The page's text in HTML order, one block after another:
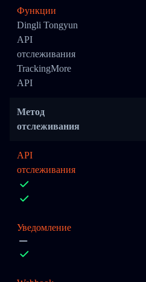
Функции
Dingli Tongyun
API
отслеживания
TrackingMore
API
Метод
отслеживания
API
отслеживания
Уведомление